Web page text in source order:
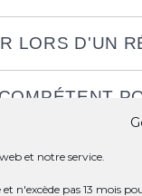
et notre service.
n'excède pas 13 mois
LORS D'UN